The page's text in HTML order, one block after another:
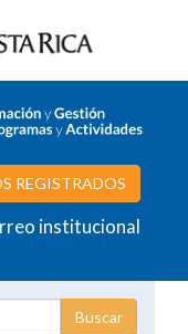
REGISTRADOS
institucional